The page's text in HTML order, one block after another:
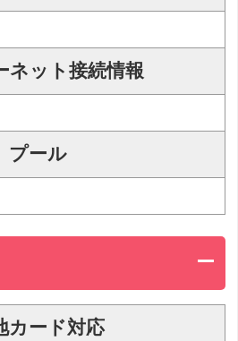
ネット接続情報
プール
カード対応